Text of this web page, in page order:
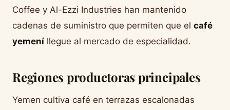
Coffee y Al-Ezzi Industries han mantenido
cadenas de suministro que permiten que el café
yemení llegue al mercado de especialidad.
Regiones productoras principales
Yemen cultiva café en terrazas escalonadas